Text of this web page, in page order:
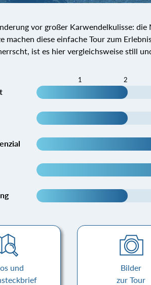
vor großer Karwendelkulisse:
machen diese einfache Tour zum
ist es hier vergleichsweise still
1 2
und
Bilder
zur Tour